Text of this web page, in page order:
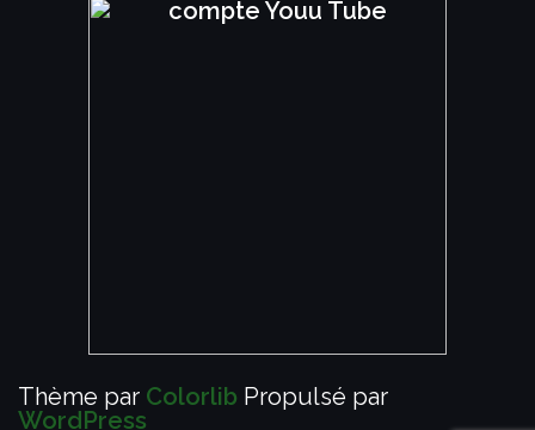
Thème par Colorlib Propulsé par
WordPress